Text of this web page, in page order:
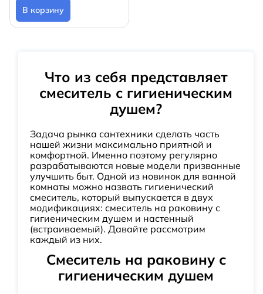
В корзину
Что из себя представляет
смеситель с гигиеническим
душем?
Задача рынка сантехники сделать часть
нашей жизни максимально приятной и
комфортной. Именно поэтому регулярно
разрабатываются новые модели призванные
улучшить быт. Одной из новинок для ванной
комнаты можно назвать гигиенический
смеситель, который выпускается в двух
модификациях: смеситель на раковину с
гигиеническим душем и настенный
(встраиваемый). Давайте рассмотрим
каждый из них.
Смеситель на раковину с
гигиеническим душем